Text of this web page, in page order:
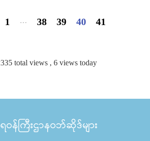
1 ... 38 39 40 41
total views , 6 views today
ဝန်ကြီးဌာနဝဘ်ဆိုဒ်များ